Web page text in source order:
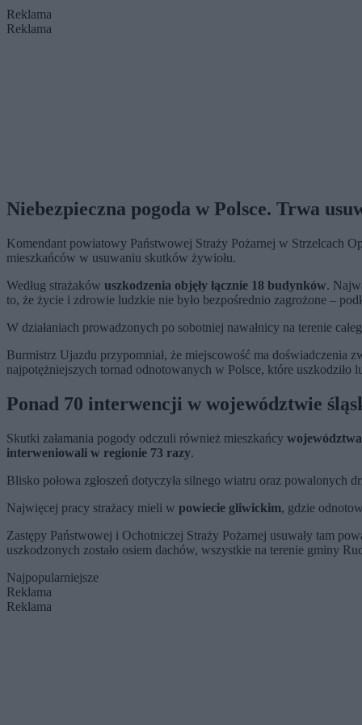
Reklama
Reklama
Niebezpieczna pogoda w Polsce. Trwa
Komendant powiatowy Państwowej Straży Pożarnej w Strzelcach
mieszkańców w usuwaniu skutków żywiołu.
Według strażaków uszkodzenia objęły łącznie 18 budynków.
to, że życie i zdrowie ludzkie nie było bezpośrednio zagrożone –
W działaniach prowadzonych po sobotniej nawałnicy na terenie
Burmistrz Ujazdu przypomniał, że miejscowość ma doświadczenia
najpotężniejszych tornad odnotowanych w Polsce, które uszkodziło
Ponad 70 interwencji w województwie
Skutki załamania pogody odczuli również mieszkańcy
interweniowali w regionie 73 razy.
Blisko połowa zgłoszeń dotyczyła silnego wiatru oraz powalonych
Najwięcej pracy strażacy mieli w powiecie gliwickim, gdzie
Zastępy Państwowej i Ochotniczej Straży Pożarnej usuwały tam
uszkodzonych zostało osiem dachów, wszystkie na terenie gminy
Najpopularniejsze
Reklama
Reklama